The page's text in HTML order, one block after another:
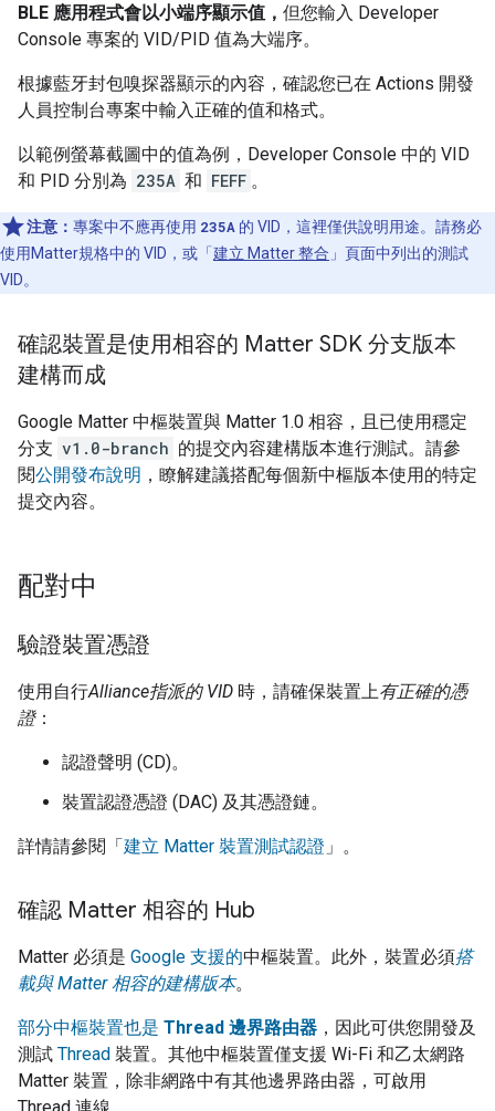
BLE 應用程式會以小端序顯示值， 但您輸入 Developer
Console 專案的 VID/PID 值為大端序。
根據藍牙封包嗅探器顯示的內容，確認您已在 Actions 開發
人員控制台專案中輸入正確的值和格式。
以範例螢幕截圖中的值為例， Developer Console 中的 VID
和 PID 分別為 235A 和 FEFF 。
注意： 專案中不應再使用 235A 的 VID，這裡僅供說明用途。請務必
使用 Matter規格中的 VID，或「 建立 Matter 整合 」頁面中列出的測試
VID。
確認裝置是使用相容的 Matter SDK 分支版本
建構而成
Google Matter 中樞裝置與 Matter 1.0 相容，且已使用穩定
分支 v1.0-branch 的提交內容建構版本進行測試。請參
閱公開發布說明 ，瞭解建議搭配每個新中樞版本使用的特定
提交內容。
配對中
驗證裝置憑證
使用自行Alliance指派的 VID 時，請確保裝置上有正確的憑
證：
認證聲明 (CD)。
裝置認證憑證 (DAC) 及其憑證鏈。
詳情請參閱「建立 Matter 裝置測試認證 」。
確認 Matter 相容的 Hub
Matter 必須是 Google 支援的中樞裝置。此外，裝置必須搭
載與 Matter 相容的建構版本。
部分中樞裝置也是 Thread 邊界路由器 ，因此可供您開發及
測試 Thread 裝置。其他中樞裝置僅支援 Wi-Fi 和乙太網路
Matter 裝置，除非網路中有其他邊界路由器，可啟用